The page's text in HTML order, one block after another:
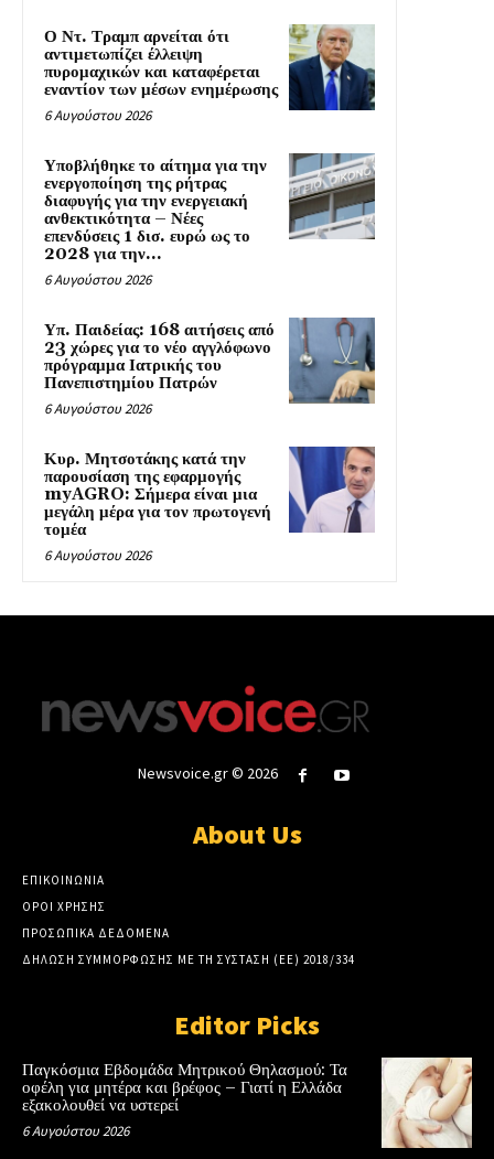
Ο Ντ. Τραμπ αρνείται ότι
αντιμετωπίζει έλλειψη
πυρομαχικών και καταφέρεται
εναντίον των μέσων ενημέρωσης
6 Αυγούστου 2026
Υποβλήθηκε το αίτημα για την
ενεργοποίηση της ρήτρας
διαφυγής για την ενεργειακή
ανθεκτικότητα – Νέες
επενδύσεις 1 δισ. ευρώ ως το
2028 για την...
6 Αυγούστου 2026
Υπ. Παιδείας: 168 αιτήσεις από
23 χώρες για το νέο αγγλόφωνο
πρόγραμμα Ιατρικής του
Πανεπιστημίου Πατρών
6 Αυγούστου 2026
Κυρ. Μητσοτάκης κατά την
παρουσίαση της εφαρμογής
myAGRO: Σήμερα είναι μια
μεγάλη μέρα για τον πρωτογενή
τομέα
6 Αυγούστου 2026
Newsvoice.gr © 2026
About Us
ΕΠΙΚΟΙΝΩΝΙΑ
ΟΡΟΙ ΧΡΗΣΗΣ
ΠΡΟΣΩΠΙΚΑ ΔΕΔΟΜΕΝΑ
ΔΗΛΩΣΗ ΣΥΜΜΟΡΦΩΣΗΣ ΜΕ ΤΗ ΣΥΣΤΑΣΗ (ΕΕ) 2018/334
Editor Picks
Παγκόσμια Εβδομάδα Μητρικού Θηλασμού: Τα
οφέλη για μητέρα και βρέφος – Γιατί η Ελλάδα
εξακολουθεί να υστερεί
6 Αυγούστου 2026